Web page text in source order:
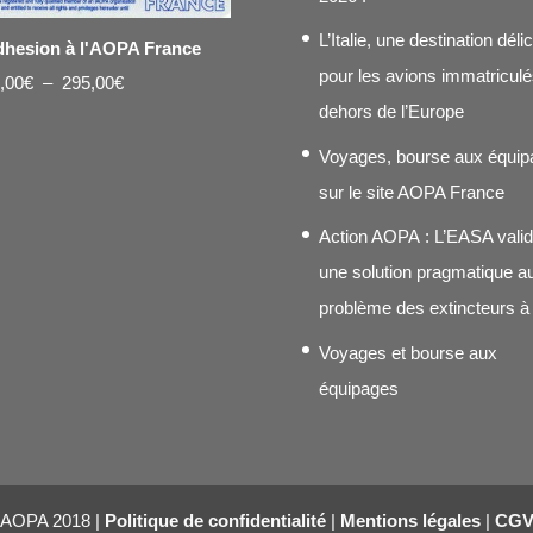
à l'AOPA France
€ – 295,00€Plage
L’Italie, une destination
pour les avions
dehors de l’Europe
Voyages, bourse aux
sur le site AOPA France
Action AOPA : L’EASA
une solution pragmatique
problème des extincteurs à
Voyages et bourse aux
équipages
AOPA 2018 | Politique de confidentialité | Mentions légales| CGV